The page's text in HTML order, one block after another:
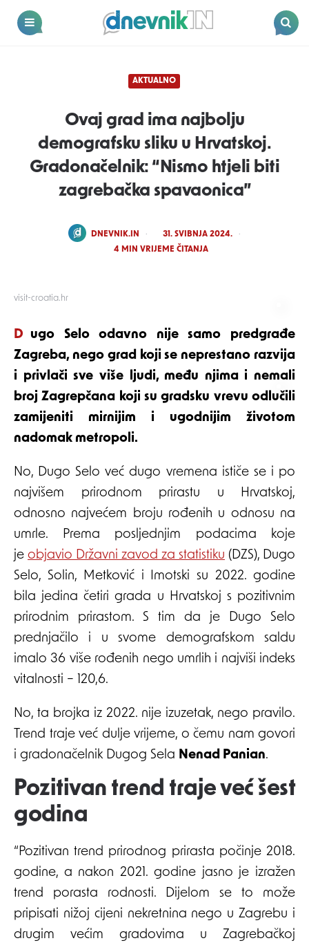
Dnevnik.in
visit-croatia.hr
AKTUALNO
Ovaj grad ima najbolju
demografsku sliku u Hrvatskoj.
Gradonačelnik: “Nismo htjeli biti
zagrebačka spavaonica”
POSTED
DNEVNIK.IN
31. SVIBNJA 2024.
4 MIN VRIJEME ČITANJA
Dugo Selo odavno nije samo predgrađe
Zagreba, nego grad koji se neprestano razvija
i privlači sve više ljudi, među njima i nemali
broj Zagrepčana koji su gradsku vrevu odlučili
zamijeniti mirnijim i ugodnijim životom
nadomak metropoli.
No, Dugo Selo već dugo vremena ističe se i po
najvišem prirodnom prirastu u Hrvatskoj,
odnosno najvećem broju rođenih u odnosu na
umrle. Prema posljednjim podacima koje
je objavio Državni zavod za statistiku (DZS), Dugo
Selo, Solin, Metković i Imotski su 2022. godine
bila jedina četiri grada u Hrvatskoj s pozitivnim
prirodnim prirastom. S tim da je Dugo Selo
prednjačilo i u svome demografskom saldu
imalo 36 više rođenih nego umrlih i najviši indeks
vitalnosti – 120,6.
No, ta brojka iz 2022. nije izuzetak, nego pravilo.
Trend traje već dulje vrijeme, o čemu nam govori
i gradonačelnik Dugog Sela Nenad Panian.
Pozitivan trend traje već šest
godina
“Pozitivan trend prirodnog prirasta počinje 2018.
godine, a nakon 2021. godine jasno je izražen
trend porasta rodnosti. Dijelom se to može
pripisati nižoj cijeni nekretnina nego u Zagrebu i
drugim većim gradovima u Zagrebačkoj